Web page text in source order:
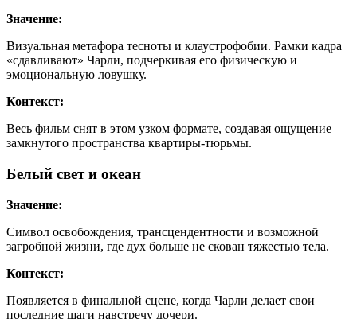
Значение:
Визуальная метафора тесноты и клаустрофобии. Рамки кадра
«сдавливают» Чарли, подчеркивая его физическую и
эмоциональную ловушку.
Контекст:
Весь фильм снят в этом узком формате, создавая ощущение
замкнутого пространства квартиры-тюрьмы.
Белый свет и океан
Значение:
Символ освобождения, трансцендентности и возможной
загробной жизни, где дух больше не скован тяжестью тела.
Контекст:
Появляется в финальной сцене, когда Чарли делает свои
последние шаги навстречу дочери.